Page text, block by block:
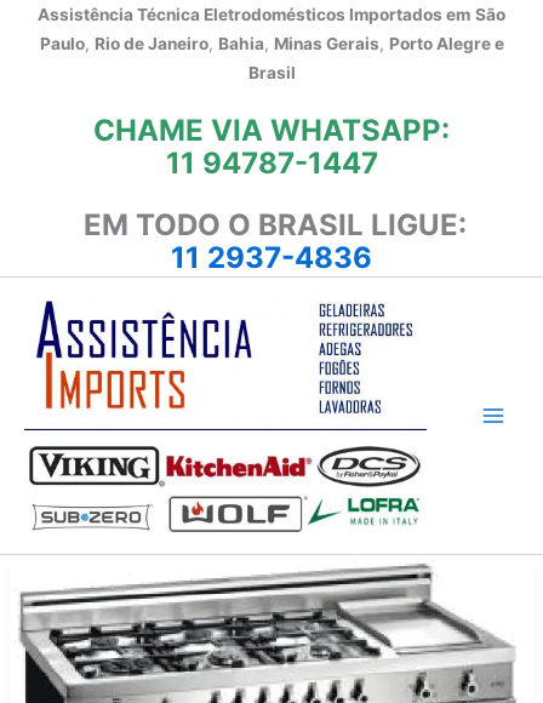
Assistência Técnica Eletrodomésticos Importados em São
Paulo, Rio de Janeiro, Bahia, Minas Gerais, Porto Alegre e
Brasil
CHAME VIA WHATSAPP:
11 94787-1447
EM TODO O BRASIL LIGUE:
11 2937-4836